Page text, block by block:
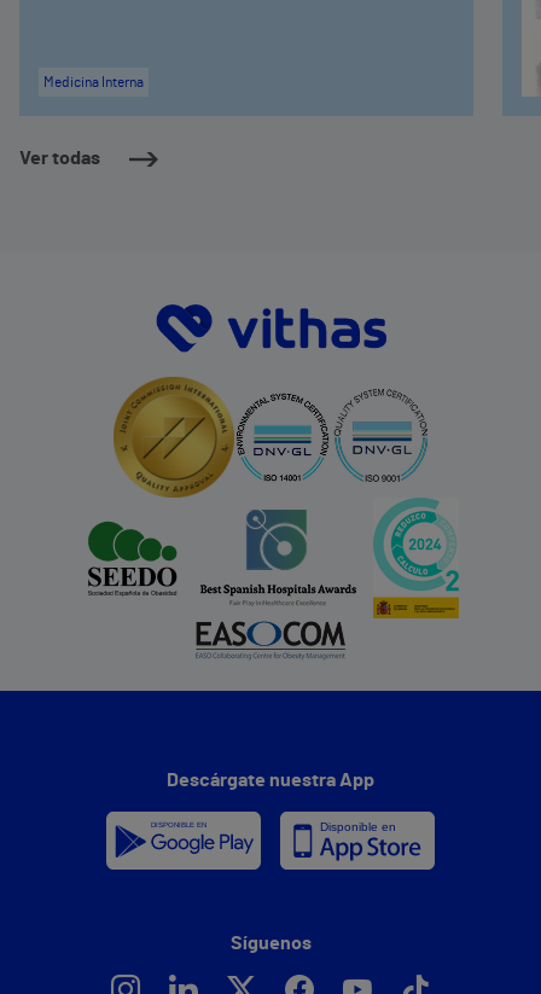
Ver todas
Medicina Interna
Descárgate nuestra App
Síguenos